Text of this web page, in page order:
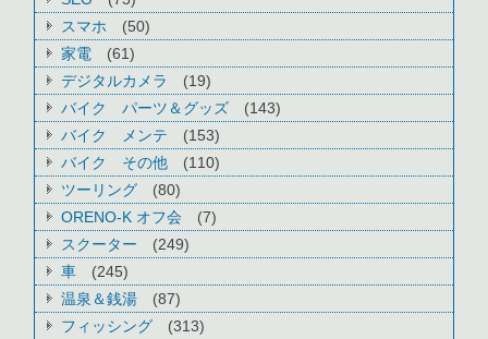
スマホ
(50)
家電
(61)
デジタルカメラ
(19)
バイク パーツ＆グッズ
(143)
バイク メンテ
(153)
バイク その他
(110)
ツーリング
(80)
ORENO-K オフ会
(7)
スクーター
(249)
車
(245)
温泉＆銭湯
(87)
フィッシング
(313)